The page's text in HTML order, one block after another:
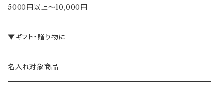
5000円以上～10,000円
▼ギフト・贈り物に
名入れ対象商品